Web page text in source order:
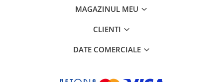
MAGAZINUL MEU
CLIENTI
DATE COMERCIALE